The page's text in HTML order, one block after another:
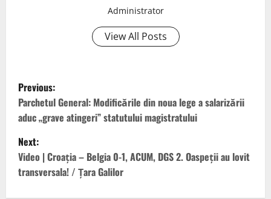
Administrator
View All Posts
P
o
s
t
n
Previous:
Parchetul General: Modificările din noua lege a salarizării
aduc „grave atingeri” statutului magistratului
Next:
Video | Croația – Belgia 0-1, ACUM, DGS 2. Oaspeții au lovit
transversala! / Țara Galilor